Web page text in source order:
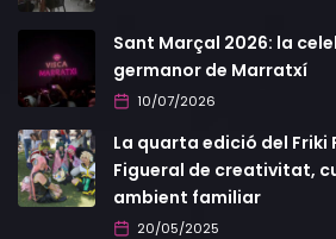
Sant Marçal 2026: la
germanor de Marratxí
10/07/2026
La quarta edició del Friki
Figueral de creativitat,
ambient familiar
20/05/2025